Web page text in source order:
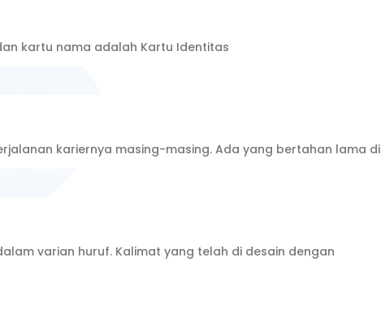
kartu nama adalah Kartu Identitas
kariernya masing-masing. Ada yang bertahan lama di
varian huruf. Kalimat yang telah di desain dengan